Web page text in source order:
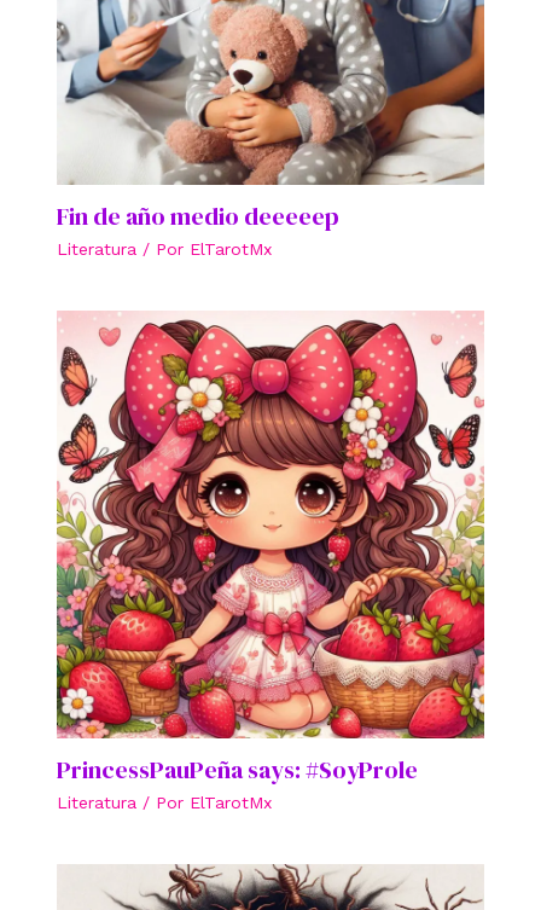
Fin de año medio deeeeep
Literatura / Por ElTarotMx
PrincessPauPeña says: #SoyProle
Literatura / Por ElTarotMx